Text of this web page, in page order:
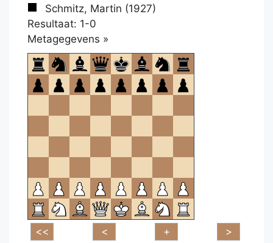
Schmitz, Martin (1927)
Resultaat: 1-0
Metagegevens »
om
te
openen.